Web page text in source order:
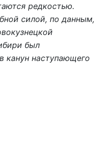
редкостью.
силой, по данным,
был
канун наступающего